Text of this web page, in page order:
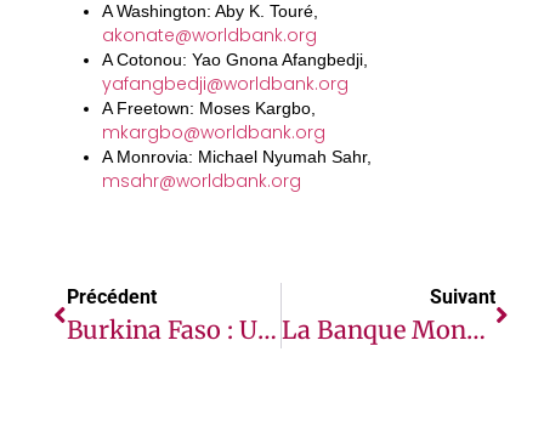
A Washington: Aby K. Touré,
akonate@worldbank.org
A Cotonou: Yao Gnona Afangbedji,
yafangbedji@worldbank.org
A Freetown: Moses Kargbo,
mkargbo@worldbank.org
A Monrovia: Michael Nyumah Sahr,
msahr@worldbank.org
Précédent
Burkina Faso : Un Nouveau Projet Pour Accélérer La Transformation Du Secteur Agricole
Suivant
La Banque Mondiale Aide Le Niger À Accroître Les Financements En Faveur Des MPME Et À Créer Des Emplois